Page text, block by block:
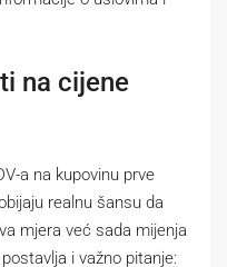
na cijene
a na kupovinu prve
realnu šansu da
mjera već sada mijenja
i važno pitanje: